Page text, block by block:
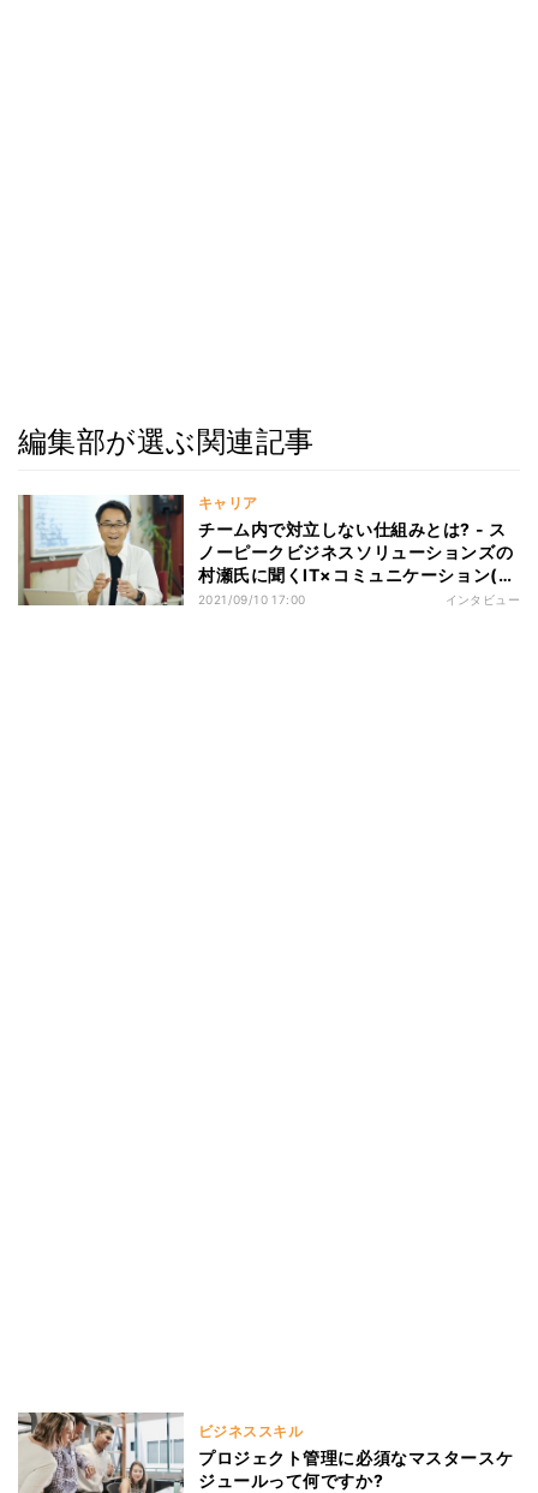
編集部が選ぶ関連記事
キャリア
チーム内で対立しない仕組みとは? - ス
ノーピークビジネスソリューションズの
村瀬氏に聞くIT×コミュニケーション(後
編)
2021/09/10 17:00 インタビュー
ビジネススキル
プロジェクト管理に必須なマスタースケ
ジュールって何ですか?